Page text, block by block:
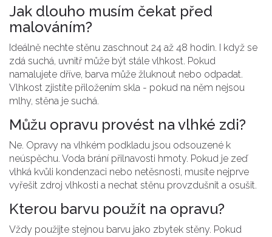
Jak dlouho musím čekat před
malováním?
Ideálně nechte stěnu zaschnout 24 až 48 hodin. I když se
zdá suchá, uvnitř může být stále vlhkost. Pokud
namalujete dříve, barva může žluknout nebo odpadat.
Vlhkost zjistíte přiložením skla - pokud na něm nejsou
mlhy, stěna je suchá.
Můžu opravu provést na vlhké zdi?
Ne. Opravy na vlhkém podkladu jsou odsouzené k
neúspěchu. Voda brání přilnavosti hmoty. Pokud je zeď
vlhká kvůli kondenzaci nebo netěsnosti, musíte nejprve
vyřešit zdroj vlhkosti a nechat stěnu provzdušnit a osušit.
Kterou barvu použít na opravu?
Vždy použijte stejnou barvu jako zbytek stěny. Pokud